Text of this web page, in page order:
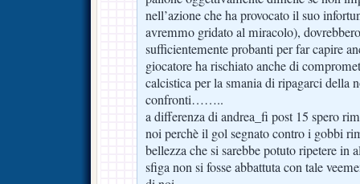
nell’azione che ha provocato il suo
avremmo gridato al miracolo), dovrebbero
sufficientemente probanti per far capire
giocatore ha rischiato anche di
calcistica per la smania di ripagarci della
confronti……..
a differenza di andrea_fi post 15 spero
noi perchè il gol segnato contro i gobbi
bellezza che si sarebbe potuto ripetere in
sfiga non si fosse abbattuta con tale